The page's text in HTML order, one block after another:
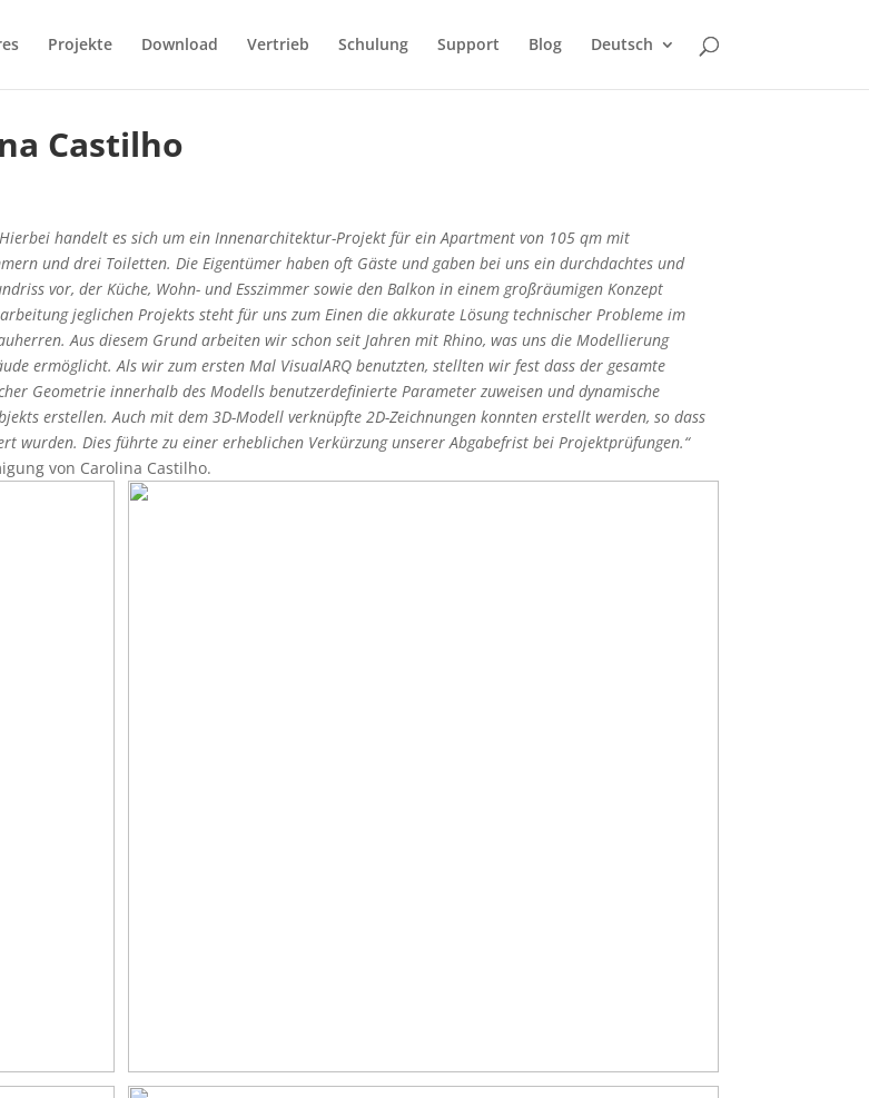
Projekte Download Vertrieb Schulung Support Blog Deutsch
Castilho
handelt es sich um ein Innenarchitektur-Projekt für ein Apartment von 105 qm mit
und drei Toiletten. Die Eigentümer haben oft Gäste und gaben bei uns ein durchdachtes und
vor, der Küche, Wohn- und Esszimmer sowie den Balkon in einem großräumigen Konzept
jeglichen Projekts steht für uns zum Einen die akkurate Lösung technischer Probleme im
Aus diesem Grund arbeiten wir schon seit Jahren mit Rhino, was uns die Modellierung
ermöglicht. Als wir zum ersten Mal VisualARQ benutzten, stellten wir fest dass der gesamte
Geometrie innerhalb des Modells benutzerdefinierte Parameter zuweisen und dynamische
erstellen. Auch mit dem 3D-Modell verknüpfte 2D-Zeichnungen konnten erstellt werden, so dass
wurden. Dies führte zu einer erheblichen Verkürzung unserer Abgabefrist bei Projektprüfungen.“
von Carolina Castilho.